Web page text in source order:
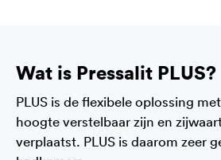
Wat is Pressalit PLUS?
PLUS is de flexibele oplossing
hoogte verstelbaar zijn en
verplaatst. PLUS is daarom zeer